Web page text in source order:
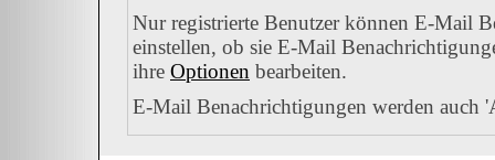
Nur registrierte Benutzer können E-Mail
einstellen, ob sie E-Mail
ihre Optionen bearbeiten.
E-Mail Benachrichtigungen werden auch